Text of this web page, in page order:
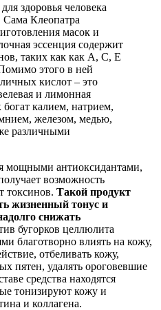
здоровья человека
Клеопатра
масок и
эссенция содержит
таких как как А, С, Е
этого в ней
кислот – это
и лимонная
калием, натрием,
железом, медью,
различными
мощными антиоксидантами,
возможность
токсинов. Такой продукт
жизненный тонус и
снижать
бугорков целлюлита
благотворно влиять на кожу,
отбеливать кожу,
пятен, удалять ороговевшие
средства находятся
тонизируют кожу и
и коллагена.